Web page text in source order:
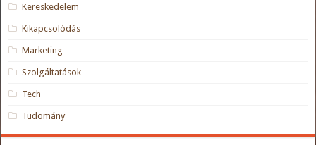
Kereskedelem
Kikapcsolódás
Marketing
Szolgáltatások
Tech
Tudomány